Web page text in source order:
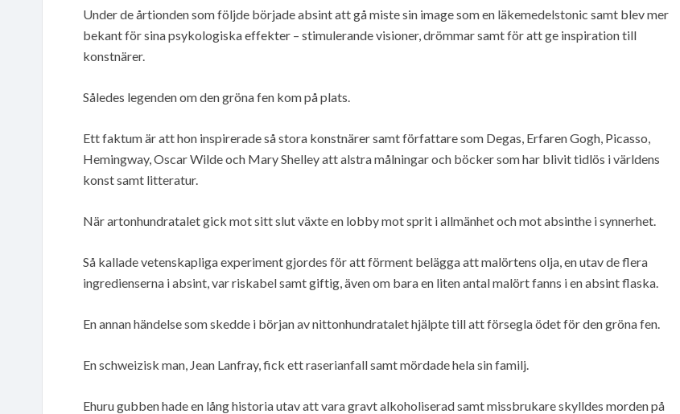
Under de årtionden som följde började absint att gå miste sin image som en läkemedelstonic samt blev mer
bekant för sina psykologiska effekter – stimulerande visioner, drömmar samt för att ge inspiration till
konstnärer.
Således legenden om den gröna fen kom på plats.
Ett faktum är att hon inspirerade så stora konstnärer samt författare som Degas, Erfaren Gogh, Picasso,
Hemingway, Oscar Wilde och Mary Shelley att alstra målningar och böcker som har blivit tidlös i världens
konst samt litteratur.
När artonhundratalet gick mot sitt slut växte en lobby mot sprit i allmänhet och mot absinthe i synnerhet.
Så kallade vetenskapliga experiment gjordes för att förment belägga att malörtens olja, en utav de flera
ingredienserna i absint, var riskabel samt giftig, även om bara en liten antal malört fanns i en absint flaska.
En annan händelse som skedde i början av nittonhundratalet hjälpte till att försegla ödet för den gröna fen.
En schweizisk man, Jean Lanfray, fick ett raserianfall samt mördade hela sin familj.
Ehuru gubben hade en lång historia utav att vara gravt alkoholiserad samt missbrukare skylldes morden på